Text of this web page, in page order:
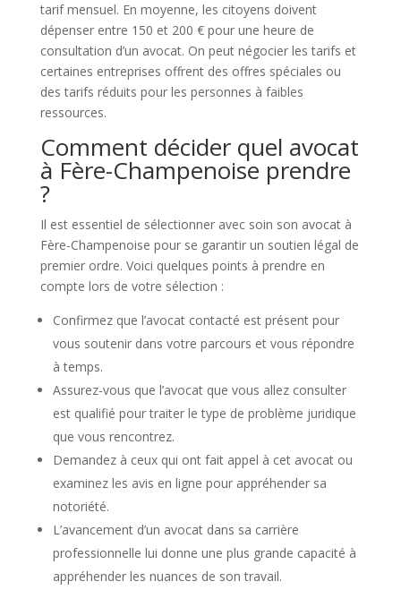
tarif mensuel. En moyenne, les citoyens doivent
dépenser entre 150 et 200 € pour une heure de
consultation d’un avocat. On peut négocier les tarifs et
certaines entreprises offrent des offres spéciales ou
des tarifs réduits pour les personnes à faibles
ressources.
Comment décider quel avocat
à Fère-Champenoise prendre
?
Il est essentiel de sélectionner avec soin son avocat à
Fère-Champenoise pour se garantir un soutien légal de
premier ordre. Voici quelques points à prendre en
compte lors de votre sélection :
Confirmez que l’avocat contacté est présent pour
vous soutenir dans votre parcours et vous répondre
à temps.
Assurez-vous que l’avocat que vous allez consulter
est qualifié pour traiter le type de problème juridique
que vous rencontrez.
Demandez à ceux qui ont fait appel à cet avocat ou
examinez les avis en ligne pour appréhender sa
notoriété.
L’avancement d’un avocat dans sa carrière
professionnelle lui donne une plus grande capacité à
appréhender les nuances de son travail.